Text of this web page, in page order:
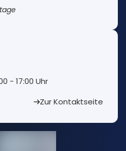
- 17:00 Uhr
Zur Kontaktseite